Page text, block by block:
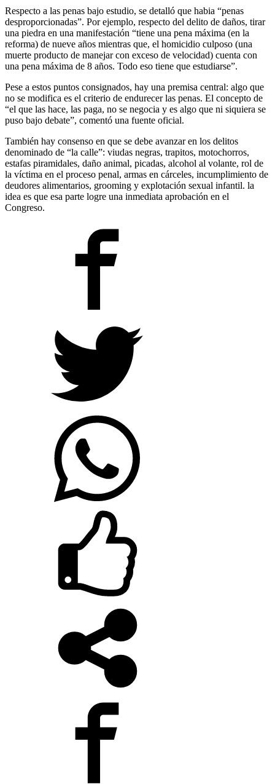
Respecto a las penas bajo estudio, se detalló que habia “penas
desproporcionadas”. Por ejemplo, respecto del delito de daños, tirar
una piedra en una manifestación “tiene una pena máxima (en la
reforma) de nueve años mientras que, el homicidio culposo (una
muerte producto de manejar con exceso de velocidad) cuenta con
una pena máxima de 8 años. Todo eso tiene que estudiarse”.
Pese a estos puntos consignados, hay una premisa central: algo que
no se modifica es el criterio de endurecer las penas. El concepto de
“el que las hace, las paga, no se negocia y es algo que ni siquiera se
puso bajo debate”, comentó una fuente oficial.
También hay consenso en que se debe avanzar en los delitos
denominado de “la calle”: viudas negras, trapitos, motochorros,
estafas piramidales, daño animal, picadas, alcohol al volante, rol de
la víctima en el proceso penal, armas en cárceles, incumplimiento de
deudores alimentarios, grooming y explotación sexual infantil. la
idea es que esa parte logre una inmediata aprobación en el
Congreso.